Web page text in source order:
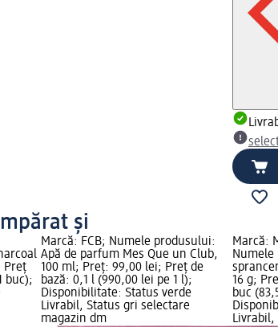
și
Preț
buc);
Marcă: FCB; Numele produsului:
Apă de parfum Mes Que un Club,
100 ml; Preț: 99,00 lei; Preț de
bază: 0,1 l (990,00 lei pe 1 l);
Disponibilitate: Status verde
Livrabil, Status gri selectare
magazin dm
Marcă:
Numele
16 g;
buc
Livrabil,